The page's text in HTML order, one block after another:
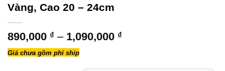
Vàng, Cao 20 – 24cm
890,000 ₫ – 1,090,000 ₫
Giá chưa gồm phí ship